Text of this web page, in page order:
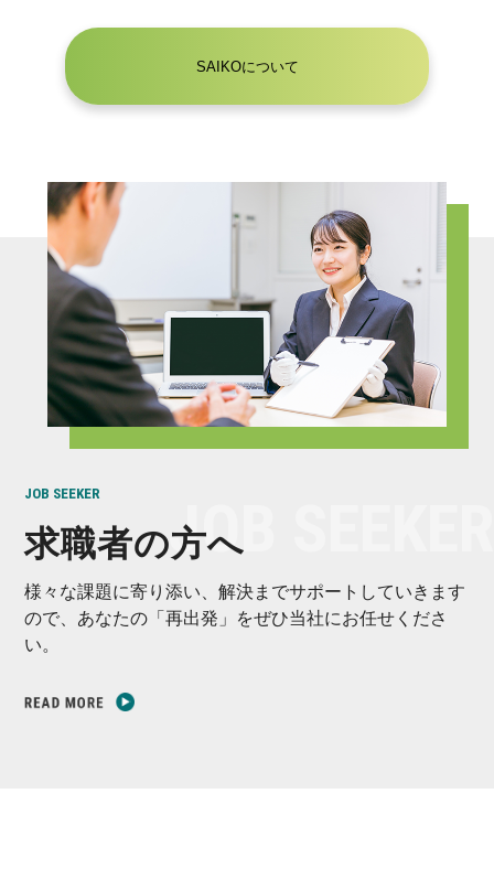
SAIKOについて
JOB SEEKER
求職者の方へ
様々な課題に寄り添い、解決までサポートしていきます
ので、あなたの「再出発」をぜひ当社にお任せくださ
い。